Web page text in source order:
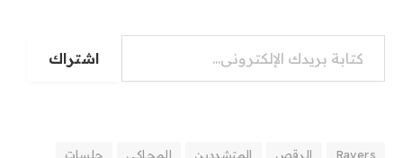
كتابة بريدك الإلكتروني...
اشتراك
Ravers الرقص المتشددين المحاكي
جلسات